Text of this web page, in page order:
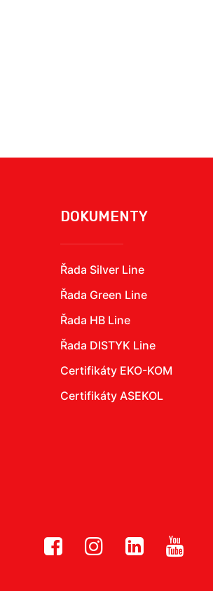
DOKUMENTY
Řada Silver Line
Řada Green Line
Řada HB Line
Řada DISTYK Line
Certifikáty EKO-KOM
Certifikáty ASEKOL